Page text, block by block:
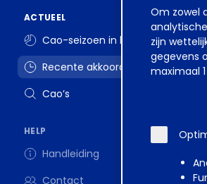
Cookie
Om zowel
zijn
gegevens
maximaal
ACTUEEL
Cao-seizoen in beeld
Recente akkoorden
Cao’s
HELP
Handleiding
Contact